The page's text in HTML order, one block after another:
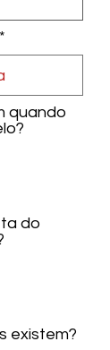
quando
do
existem?